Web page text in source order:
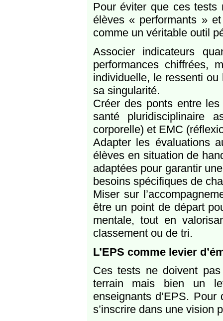
Pour éviter que ces tests
élèves « performants »
comme un véritable outil
Associer indicateurs
performances chiffrées,
individuelle, le ressenti
sa singularité.
Créer des ponts entre
santé pluridisciplinaire
corporelle) et EMC
Adapter les évaluations
élèves en situation de
adaptées pour garantir
besoins spécifiques de
Miser sur
être un point de départ
mentale, tout en
classement ou de tri.
L’EPS comme levier
Ces tests ne doivent
terrain mais bien un
enseignants d’EPS.
s’inscrire dans une vision